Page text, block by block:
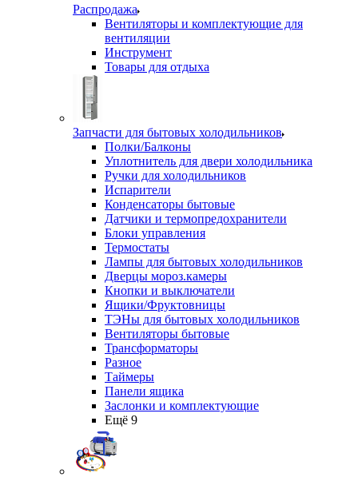
Распродажа
Вентиляторы и комплектующие для
вентиляции
Инструмент
Товары для отдыха
Запчасти для бытовых холодильников
Полки/Балконы
Уплотнитель для двери холодильника
Ручки для холодильников
Испарители
Конденсаторы бытовые
Датчики и термопредохранители
Блоки управления
Термостаты
Лампы для бытовых холодильников
Дверцы мороз.камеры
Кнопки и выключатели
Ящики/Фруктовницы
ТЭНы для бытовых холодильников
Вентиляторы бытовые
Трансформаторы
Разное
Таймеры
Панели ящика
Заслонки и комплектующие
Ещё 9